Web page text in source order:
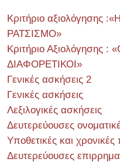
Κριτήριο αξιολόγησης
ΡΑΤΣΙΣΜΟ»
Κριτήριο Αξιολόγησης
ΔΙΑΦΟΡΕΤΙΚΟΙ»
Γενικές ασκήσεις 2
Γενικές ασκήσεις
Λεξιλογικές ασκήσεις
Δευτερεύουσες
Υποθετικές και χρονικές
Δευτερεύουσες